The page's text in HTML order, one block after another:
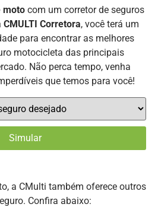
moto com um corretor de seguros
CMULTI Corretora, você terá um
para encontrar as melhores
motocicleta das principais
Não perca tempo, venha
que temos para você!
a CMulti também oferece outros
Confira abaixo: